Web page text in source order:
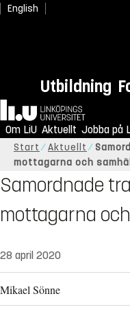
English
Utbildning
Hem
Om LiU Aktuellt Jobba på
Start Aktuellt
mottagarna och
Samordnade
mottagarna
28 april 2020
Mikael Sönne